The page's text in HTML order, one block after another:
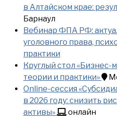
в Алтайском крае:
Барнаул
Вебинар ФПА РФ:
уголовного права,
практики
Круглый стол
теории и практики»
Online-сессия
в 2026 году: снизить
активы»
онлайн